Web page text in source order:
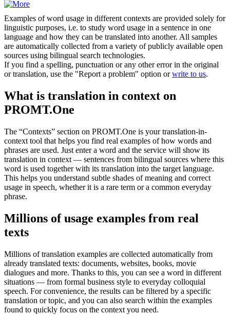
Examples of word usage in different contexts are provided solely for
linguistic purposes, i.e. to study word usage in a sentence in one
language and how they can be translated into another. All samples
are automatically collected from a variety of publicly available open
sources using bilingual search technologies.
If you find a spelling, punctuation or any other error in the original
or translation, use the "Report a problem" option orwrite to us.
What is translation in context on
PROMT.One
The “Contexts” section on PROMT.One is your translation-in-
context tool that helps you find real examples of how words and
phrases are used. Just enter a word and the service will show its
translation in context — sentences from bilingual sources where this
word is used together with its translation into the target language.
This helps you understand subtle shades of meaning and correct
usage in speech, whether it is a rare term or a common everyday
phrase.
Millions of usage examples from real
texts
Millions of translation examples are collected automatically from
already translated texts: documents, websites, books, movie
dialogues and more. Thanks to this, you can see a word in different
situations — from formal business style to everyday colloquial
speech. For convenience, the results can be filtered by a specific
translation or topic, and you can also search within the examples
found to quickly focus on the context you need.